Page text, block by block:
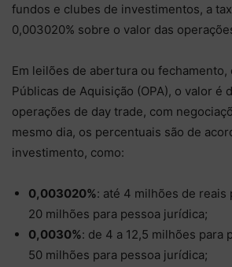
fundos e clubes de investimentos, a
0,003020% sobre o valor das
Em leilões de abertura ou fechamento,
Públicas de Aquisição (OPA), o valor é
operações de day trade, com
mesmo dia, os percentuais são de
investimento, como:
0,003020%: até 4 milhões de reais
20 milhões para pessoa jurídica;
0,0030%: de 4 a 12,5 milhões para
50 milhões para pessoa jurídica;